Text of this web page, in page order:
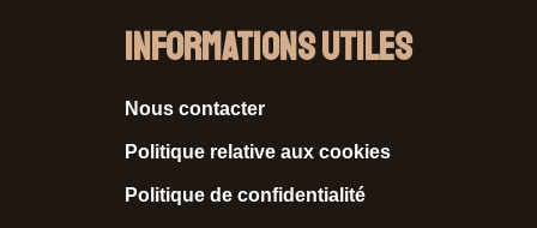
Informations Utiles
Nous contacter
Politique relative aux cookies
Politique de confidentialité